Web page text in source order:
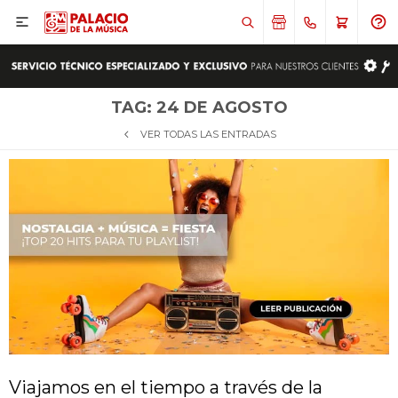

TAG: 24 DE AGOSTO
VER TODAS LAS ENTRADAS
Viajamos en el tiempo a través de la